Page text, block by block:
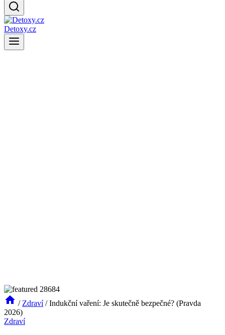
Detoxy.cz
/ Zdraví / Indukční vaření: Je skutečně bezpečné? (Pravda
2026)
Zdraví